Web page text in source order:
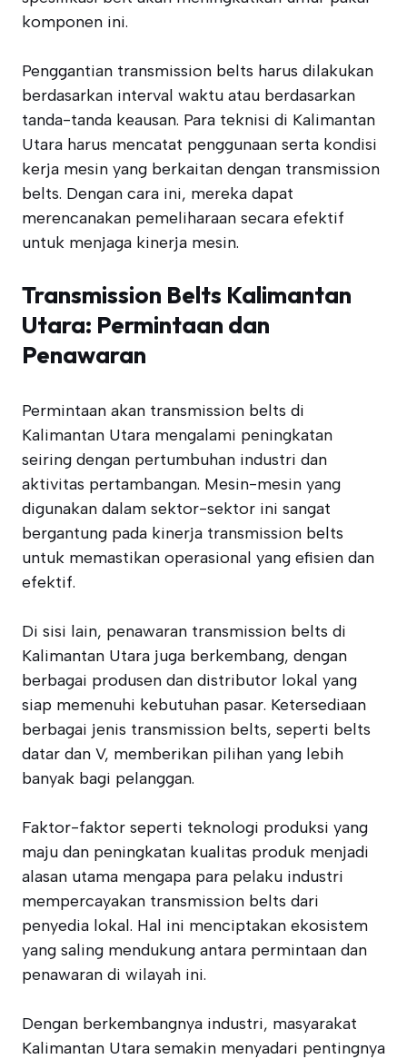
komponen ini.
Penggantian transmission belts harus dilakukan
berdasarkan interval waktu atau berdasarkan
tanda-tanda keausan. Para teknisi di Kalimantan
Utara harus mencatat penggunaan serta kondisi
kerja mesin yang berkaitan dengan transmission
belts. Dengan cara ini, mereka dapat
merencanakan pemeliharaan secara efektif
untuk menjaga kinerja mesin.
Transmission Belts Kalimantan
Utara: Permintaan dan
Penawaran
Permintaan akan transmission belts di
Kalimantan Utara mengalami peningkatan
seiring dengan pertumbuhan industri dan
aktivitas pertambangan. Mesin-mesin yang
digunakan dalam sektor-sektor ini sangat
bergantung pada kinerja transmission belts
untuk memastikan operasional yang efisien dan
efektif.
Di sisi lain, penawaran transmission belts di
Kalimantan Utara juga berkembang, dengan
berbagai produsen dan distributor lokal yang
siap memenuhi kebutuhan pasar. Ketersediaan
berbagai jenis transmission belts, seperti belts
datar dan V, memberikan pilihan yang lebih
banyak bagi pelanggan.
Faktor-faktor seperti teknologi produksi yang
maju dan peningkatan kualitas produk menjadi
alasan utama mengapa para pelaku industri
mempercayakan transmission belts dari
penyedia lokal. Hal ini menciptakan ekosistem
yang saling mendukung antara permintaan dan
penawaran di wilayah ini.
Dengan berkembangnya industri, masyarakat
Kalimantan Utara semakin menyadari pentingnya